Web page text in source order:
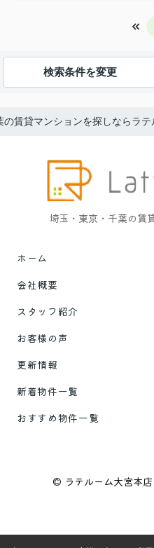
検索条件を変更
の賃貸マンションを探しならラテ
埼玉・東京・千葉の賃
ホーム
会社概要
スタッフ紹介
お客様の声
更新情報
新着物件一覧
おすすめ物件一覧
© ラテルーム大宮本